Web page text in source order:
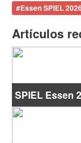
#Essen SPIEL
Artículos
SPIEL Essen